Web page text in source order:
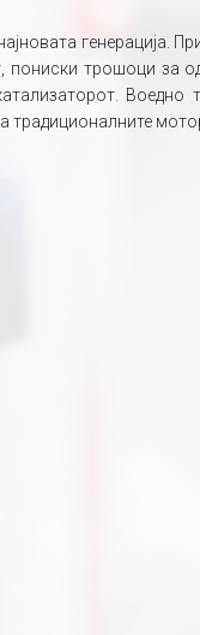
генерација.
пониски трошоци за
традиционалните